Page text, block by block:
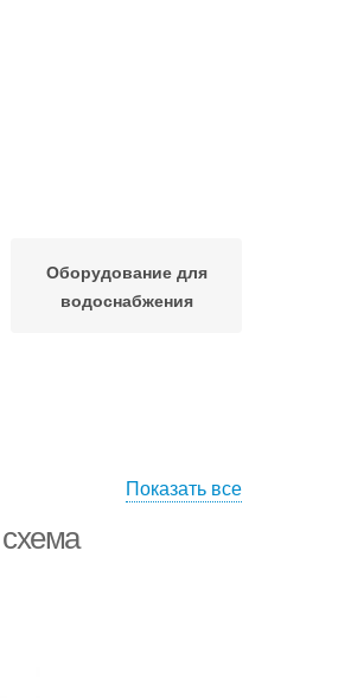
Оборудование для
водоснабжения
Показать все